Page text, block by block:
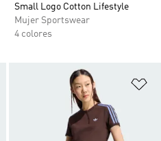
Small Logo Cotton Lifestyle
Mujer Sportswear
4 colores
Añadir a la lista de deseos